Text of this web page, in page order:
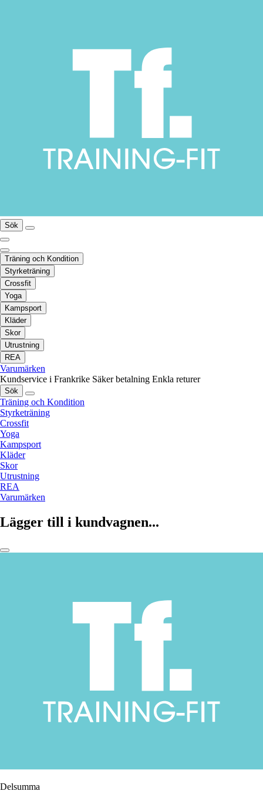
Sök
Träning och Kondition
Styrketräning
Crossfit
Yoga
Kampsport
Kläder
Skor
Utrustning
REA
Varumärken
Kundservice i Frankrike Säker betalning Enkla returer
Sök
Träning och Kondition
Styrketräning
Crossfit
Yoga
Kampsport
Kläder
Skor
Utrustning
REA
Varumärken
Lägger till i kundvagnen...
Delsumma